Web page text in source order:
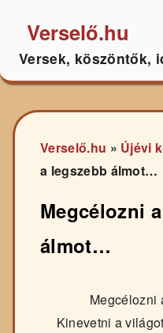
Verselő.hu
Versek, köszöntők,
Verselő.hu » Újévi
a legszebb álmot…
Megcélozni
álmot…
Megcélozni
Kinevetni a